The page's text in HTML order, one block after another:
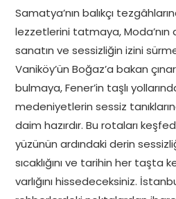
Samatya’nın balıkçı
lezzetlerini tatmaya, Moda’nın
sanatın ve sessizliğin izini
Vaniköy’ün Boğaz’a bakan
bulmaya, Fener’in taşlı
medeniyetlerin sessiz
daim hazırdır. Bu rotaları
yüzünün ardındaki derin
sıcaklığını ve tarihin her taşta
varlığını hissedeceksiniz.